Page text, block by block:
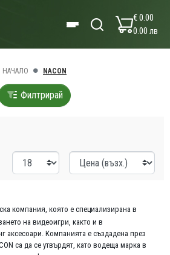
€ 0.00
0.00 лв
НАЧАЛО NACON
Филтрирай
компания, която е специализирана в
на видеоигри, както и в
аксесоари. Компанията е създадена през
са да се утвърдят, като водеща марка в